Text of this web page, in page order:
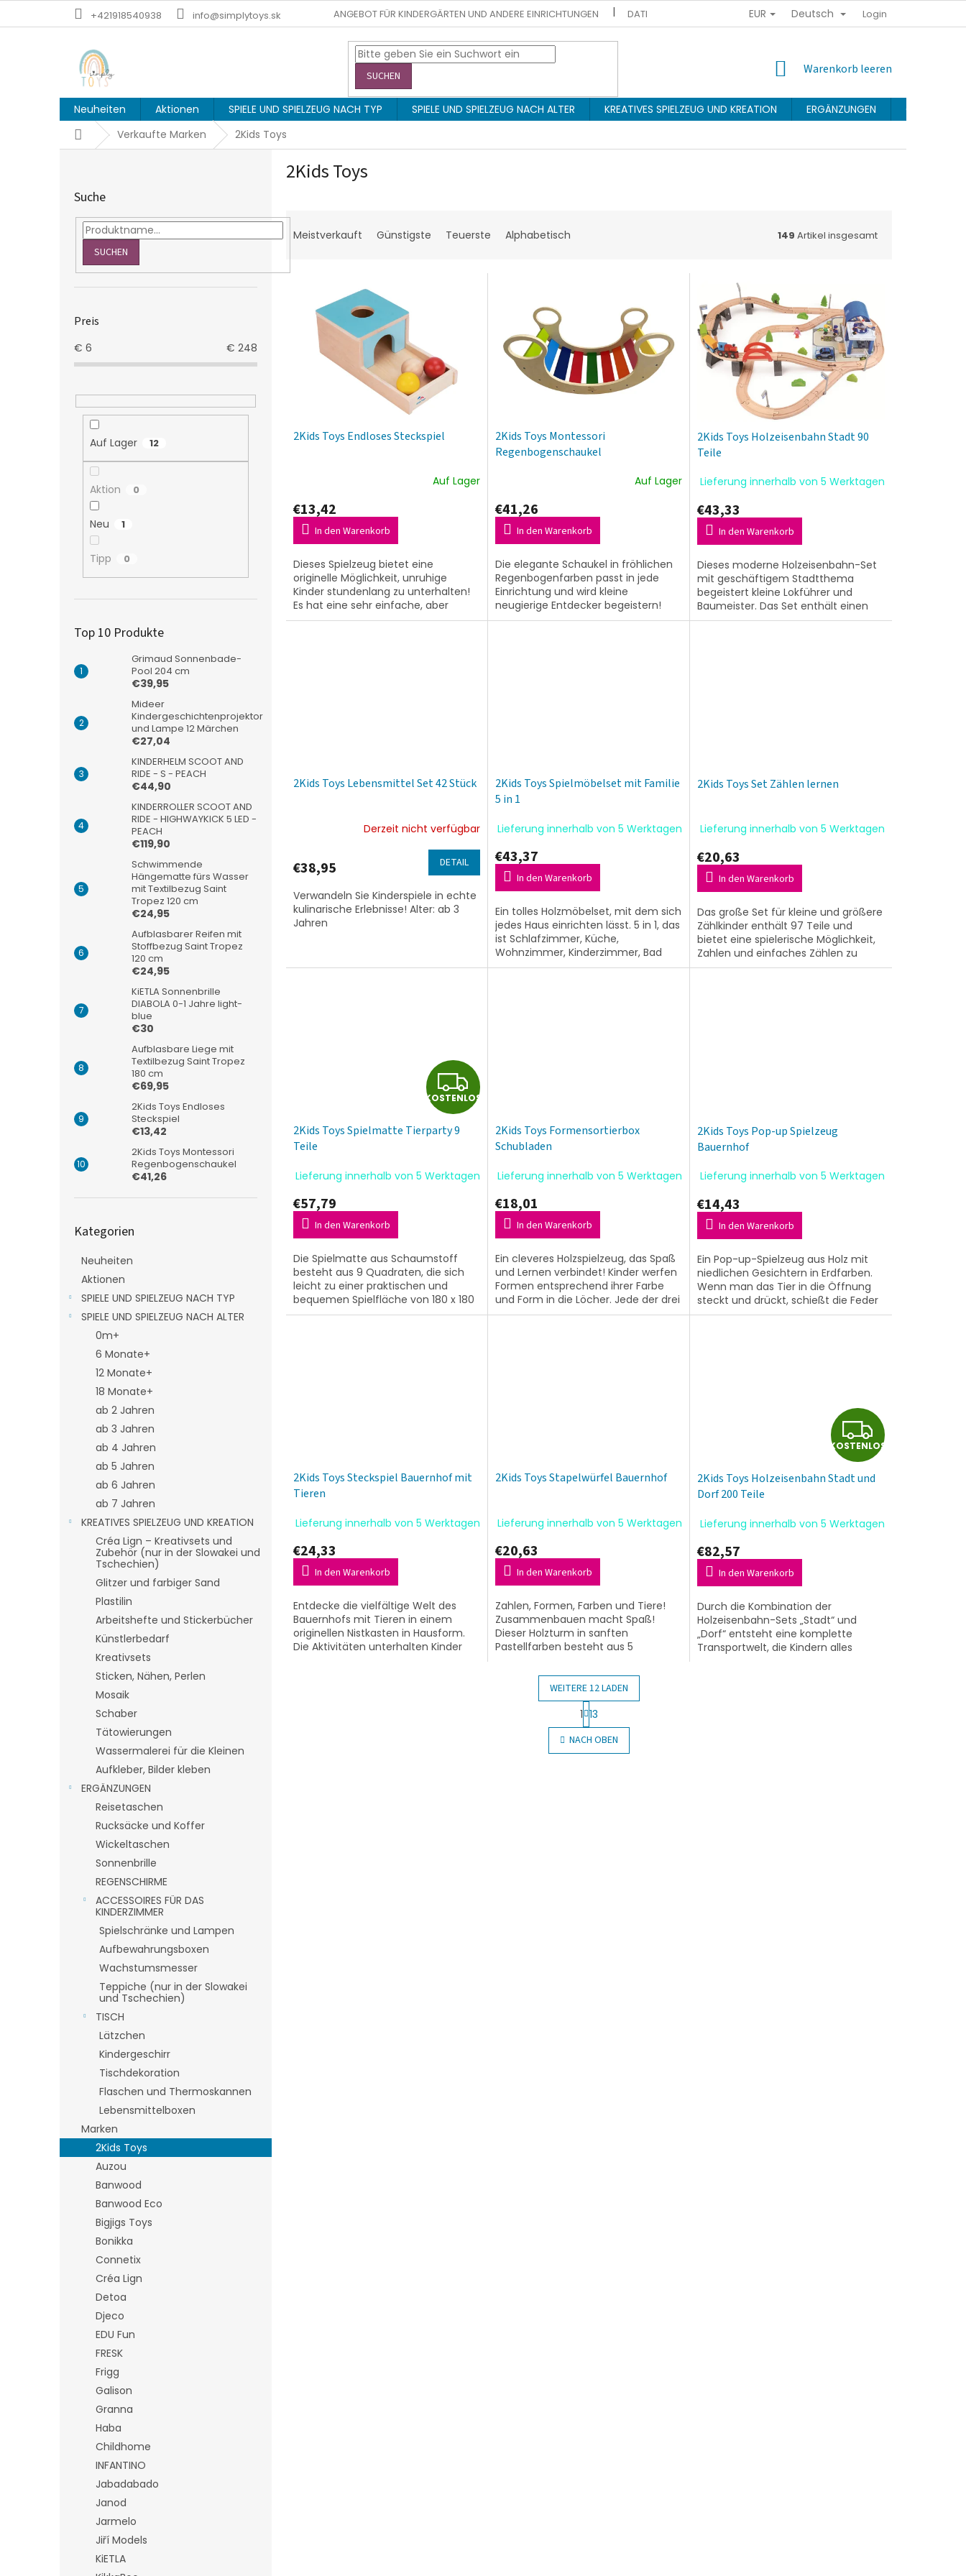
+421918540938 info@simplytoys.sk ANGEBOT FÜR KINDERGÄRTEN UND ANDERE EINRICHTUNGEN DATENSCHUTZRICHTLINIE GESCHÄFTSBEDINGUNGEN
EUR Deutsch Login
SUCHEN
WARENKORB
Warenkorb leeren
Neuheiten Aktionen SPIELE UND SPIELZEUG NACH TYP SPIELE UND SPIELZEUG NACH ALTER KREATIVES SPIELZEUG UND KREATION ERGÄNZUNGEN
StartseiteVerkaufte Marken 2Kids Toys
Suche
SUCHEN
Preis
€ 6 € 248
Auf Lager 12
Aktion 0
Neu 1
Tipp 0
Top 10 Produkte
Grimaud Sonnenbade-
Pool 204 cm
€39,95
Mideer
Kindergeschichtenprojektor
und Lampe 12 Märchen
€27,04
KINDERHELM SCOOT AND
RIDE - S - PEACH
€44,90
KINDERROLLER SCOOT AND
RIDE - HIGHWAYKICK 5 LED -
PEACH
€119,90
Schwimmende
Hängematte fürs Wasser
mit Textilbezug Saint
Tropez 120 cm
€24,95
Aufblasbarer Reifen mit
Stoffbezug Saint Tropez
120 cm
€24,95
KiETLA Sonnenbrille
DIABOLA 0-1 Jahre light-
blue
€30
Aufblasbare Liege mit
Textilbezug Saint Tropez
180 cm
€69,95
2Kids Toys Endloses
Steckspiel
€13,42
2Kids Toys Montessori
Regenbogenschaukel
€41,26
überspringen
Kategorien
Neuheiten
Aktionen
SPIELE UND SPIELZEUG NACH TYP
SPIELE UND SPIELZEUG NACH ALTER
0m+
6 Monate+
12 Monate+
18 Monate+
ab 2 Jahren
ab 3 Jahren
ab 4 Jahren
ab 5 Jahren
ab 6 Jahren
ab 7 Jahren
KREATIVES SPIELZEUG UND KREATION
Créa Lign – Kreativsets und
Zubehör (nur in der Slowakei und
Tschechien)
Glitzer und farbiger Sand
Plastilin
Arbeitshefte und Stickerbücher
Künstlerbedarf
Kreativsets
Sticken, Nähen, Perlen
Mosaik
Schaber
Tätowierungen
Wassermalerei für die Kleinen
Aufkleber, Bilder kleben
ERGÄNZUNGEN
Reisetaschen
Rucksäcke und Koffer
Wickeltaschen
Sonnenbrille
REGENSCHIRME
ACCESSOIRES FÜR DAS
KINDERZIMMER
Spielschränke und Lampen
Aufbewahrungsboxen
Wachstumsmesser
Teppiche (nur in der Slowakei
und Tschechien)
TISCH
Lätzchen
Kindergeschirr
Tischdekoration
Flaschen und Thermoskannen
Lebensmittelboxen
Marken
2Kids Toys
Auzou
Banwood
Banwood Eco
Bigjigs Toys
Bonikka
Connetix
Créa Lign
Detoa
Djeco
EDU Fun
FRESK
Frigg
Galison
Granna
Haba
Childhome
INFANTINO
Jabadabado
Janod
Jarmelo
Jiří Models
KiETLA
2Kids Toys
P
Meistverkauft Günstigste Teuerste Alphabetisch 149 Artikel insgesamt
2Kids Toys Endloses Steckspiel
Auf Lager
€13,42
In den Warenkorb
Dieses Spielzeug bietet eine
originelle Möglichkeit, unruhige
Kinder stundenlang zu unterhalten!
Es hat eine sehr einfache, aber
effektive Funktion. Es besteht aus
2Kids Toys Montessori
Regenbogenschaukel
Auf Lager
€41,26
In den Warenkorb
Die elegante Schaukel in fröhlichen
Regenbogenfarben passt in jede
Einrichtung und wird kleine
neugierige Entdecker begeistern!
Maße der Schaukel: 74x36,5x39
2Kids Toys Holzeisenbahn Stadt 90
Teile
Lieferung innerhalb von 5 Werktagen
€43,33
In den Warenkorb
Dieses moderne Holzeisenbahn-Set
mit geschäftigem Stadtthema
begeistert kleine Lokführer und
Baumeister. Das Set enthält einen
Zug mit drei Waggons, Gleise
2Kids Toys Lebensmittel Set 42 Stück
Derzeit nicht verfügbar
€38,95 DETAIL
Verwandeln Sie Kinderspiele in echte
kulinarische Erlebnisse! Alter: ab 3
Jahren
2Kids Toys Spielmöbelset mit Familie
5 in 1
Lieferung innerhalb von 5 Werktagen
€43,37
In den Warenkorb
Ein tolles Holzmöbelset, mit dem sich
jedes Haus einrichten lässt. 5 in 1, das
ist Schlafzimmer, Küche,
Wohnzimmer, Kinderzimmer, Bad
und sogar die ganze Familie. Alter:
2Kids Toys Set Zählen lernen
Lieferung innerhalb von 5 Werktagen
€20,63
In den Warenkorb
Das große Set für kleine und größere
Zählkinder enthält 97 Teile und
bietet eine spielerische Möglichkeit,
Zahlen und einfaches Zählen zu
lernen. Es ist inspiriert von den...
K
O
T
O
S
KOSTENLOS
2Kids Toys Spielmatte Tierparty 9
Teile
Lieferung innerhalb von 5 Werktagen
€57,79
In den Warenkorb
Die Spielmatte aus Schaumstoff
besteht aus 9 Quadraten, die sich
leicht zu einer praktischen und
bequemen Spielfläche von 180 x 180
cm zusammenfügen lassen. Alter:
2Kids Toys Formensortierbox
Schubladen
Lieferung innerhalb von 5 Werktagen
€18,01
In den Warenkorb
Ein cleveres Holzspielzeug, das Spaß
und Lernen verbindet! Kinder werfen
Formen entsprechend ihrer Farbe
und Form in die Löcher. Jede der drei
Schubladen hat darüber zwei
2Kids Toys Pop-up Spielzeug
Bauernhof
Lieferung innerhalb von 5 Werktagen
€14,43
In den Warenkorb
Ein Pop-up-Spielzeug aus Holz mit
niedlichen Gesichtern in Erdfarben.
Wenn man das Tier in die Öffnung
steckt und drückt, schießt die Feder
im Inneren es nach oben. Das
2Kids Toys Steckspiel Bauernhof mit
Tieren
Lieferung innerhalb von 5 Werktagen
€24,33
In den Warenkorb
Entdecke die vielfältige Welt des
Bauernhofs mit Tieren in einem
originellen Nistkasten in Hausform.
Die Aktivitäten unterhalten Kinder
2Kids Toys Stapelwürfel Bauernhof
Lieferung innerhalb von 5 Werktagen
€20,63
In den Warenkorb
Zahlen, Formen, Farben und Tiere!
Zusammenbauen macht Spaß!
Dieser Holzturm in sanften
Pastellfarben besteht aus 5
Kinder aufeinander bauen...
K
O
S
T
KOSTENLOS
2Kids Toys Holzeisenbahn Stadt und
Dorf 200 Teile
Lieferung innerhalb von 5 Werktagen
€82,57
In den Warenkorb
Durch die Kombination der
Holzeisenbahn-Sets „Stadt“ und
„Dorf“ entsteht eine komplette
Transportwelt, die Kindern alles
S
t
e
WEITERE 12 LADEN
P
a
g
i
n
1 13
NACH OBEN